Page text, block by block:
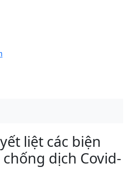
liệt các biện
dịch Covid-